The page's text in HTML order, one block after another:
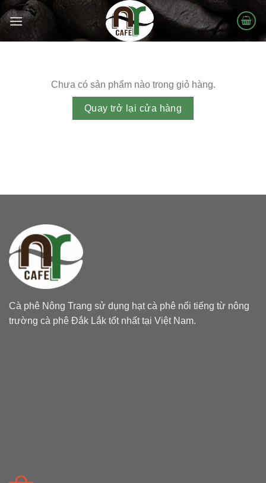
Skip
to
Chưa có sản phẩm nào trong giỏ hàng.
Quay trở lại cửa hàng
Cà phê Nông Trang sử dụng hạt cà phê nổi tiếng từ nông
trường cà phê Đắk Lắk tốt nhất tại Việt Nam.